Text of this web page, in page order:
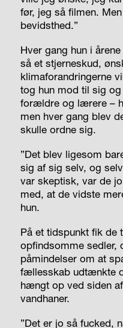
før, jeg så filmen.
bevidsthed.”
Hver gang hun i
så et stjerneskud,
klimaforandringerne
tog hun mod til sig
forældre og lærere –
men hver gang blev
skulle ordne sig.
”Det blev ligesom
sig af sig selv, og
var skeptisk, var de
med, at de vidste
hun.
På et tidspunkt fik de
opfindsomme sedler,
påmindelser om at
fællesskab udtænkte
hængt op ved siden
vandhaner.
”Det er jo så fucked,